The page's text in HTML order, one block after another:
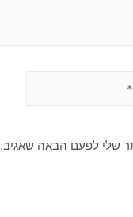
שלי לפעם הבאה שאגיב.